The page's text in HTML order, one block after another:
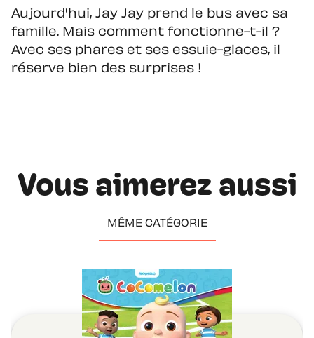
Aujourd'hui, Jay Jay prend le bus avec sa
famille. Mais comment fonctionne-t-il ?
Avec ses phares et ses essuie-glaces, il
réserve bien des surprises !
Vous aimerez aussi
MÊME CATÉGORIE